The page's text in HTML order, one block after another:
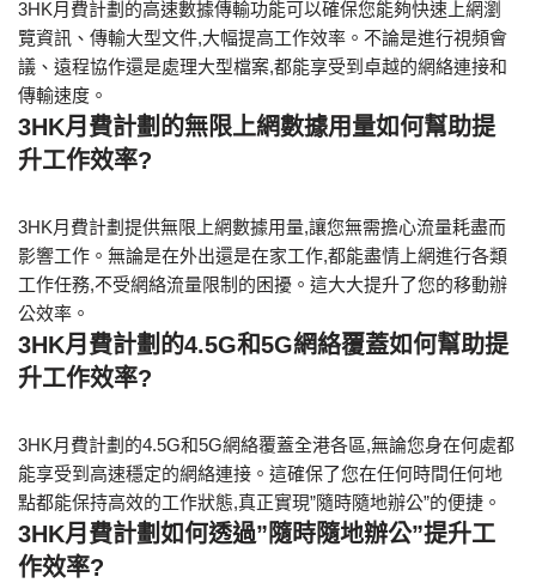
3HK月費計劃的高速數據傳輸功能可以確保您能夠快速上網瀏
覽資訊、傳輸大型文件,大幅提高工作效率。不論是進行視頻會
議、遠程協作還是處理大型檔案,都能享受到卓越的網絡連接和
傳輸速度。
3HK月費計劃的無限上網數據用量如何幫助提
升工作效率?
3HK月費計劃提供無限上網數據用量,讓您無需擔心流量耗盡而
影響工作。無論是在外出還是在家工作,都能盡情上網進行各類
工作任務,不受網絡流量限制的困擾。這大大提升了您的移動辦
公效率。
3HK月費計劃的4.5G和5G網絡覆蓋如何幫助提
升工作效率?
3HK月費計劃的4.5G和5G網絡覆蓋全港各區,無論您身在何處都
能享受到高速穩定的網絡連接。這確保了您在任何時間任何地
點都能保持高效的工作狀態,真正實現”隨時隨地辦公”的便捷。
3HK月費計劃如何透過”隨時隨地辦公”提升工
作效率?